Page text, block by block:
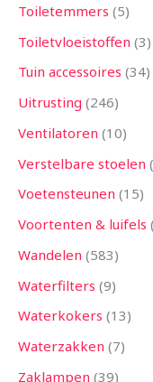
Toiletemmers 5
Toiletvloeistoffen 3
Tuin accessoires 34
Uitrusting 246
Ventilatoren 10
Verstelbare stoelen
Voetensteunen 15
Voortenten & luifels
Wandelen 583
Waterfilters 9
Waterkokers 13
Waterzakken 7
Zaklampen 39